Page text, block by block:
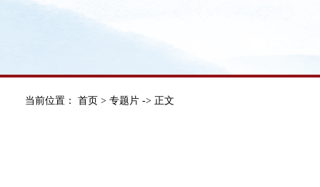
当前位置： 首页 > 专题片 -> 正文